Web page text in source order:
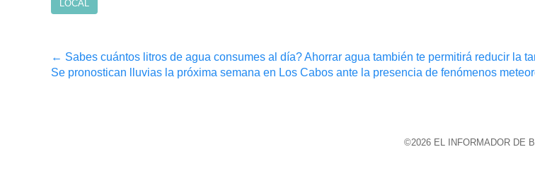
LOCAL
Post
navigation
← Sabes cuántos litros de agua consumes al día? Ahorrar agua también te permitirá reducir la
Se pronostican lluvias la próxima semana en Los Cabos ante la presencia de fenómenos
©2026 EL INFORMADOR DE